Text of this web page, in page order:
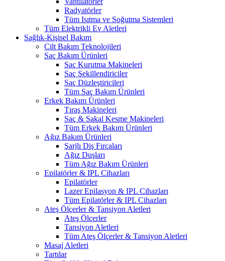
Radyatörler
Tüm Isıtma ve Soğutma Sistemleri
Tüm Elektrikli Ev Aletleri
Sağlık-Kişisel Bakım
Cilt Bakım Teknolojileri
Saç Bakım Ürünleri
Saç Kurutma Makineleri
Saç Şekillendiriciler
Saç Düzleştiricileri
Tüm Saç Bakım Ürünleri
Erkek Bakım Ürünleri
Tıraş Makineleri
Saç & Sakal Kesme Makineleri
Tüm Erkek Bakım Ürünleri
Ağız Bakım Ürünleri
Şarjlı Diş Fırçaları
Ağız Duşları
Tüm Ağız Bakım Ürünleri
Epilatörler & IPL Cihazları
Epilatörler
Lazer Epilasyon & IPL Cihazları
Tüm Epilatörler & IPL Cihazları
Ateş Ölçerler & Tansiyon Aletleri
Ateş Ölçerler
Tansiyon Aletleri
Tüm Ateş Ölçerler & Tansiyon Aletleri
Masaj Aletleri
Tartılar